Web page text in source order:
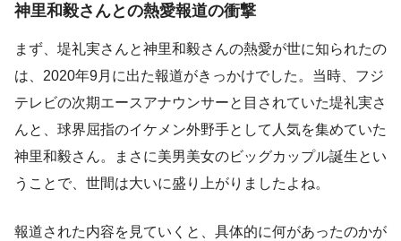
神里和毅さんとの熱愛報道の衝撃
まず、堤礼実さんと神里和毅さんの熱愛が世に知られたの
は、2020年9月に出た報道がきっかけでした。当時、フジ
テレビの次期エースアナウンサーと目されていた堤礼実さ
んと、球界屈指のイケメン外野手として人気を集めていた
神里和毅さん。まさに美男美女のビッグカップル誕生とい
うことで、世間は大いに盛り上がりましたよね。
報道された内容を見ていくと、具体的に何があったのかが